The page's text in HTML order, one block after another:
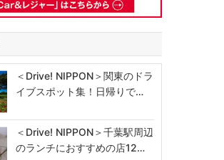
＜Drive! NIPPON＞関東のドラ
イブスポット集！日帰りで…
＜Drive! NIPPON＞千葉駅周辺
のランチにおすすめの店12…